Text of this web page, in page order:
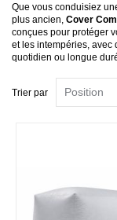
Que vous conduisiez
plus ancien, Cover
conçues pour protéger
et les intempéries, avec
quotidien ou longue
Trier par